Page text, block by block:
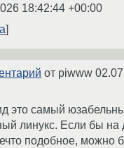
18:42:44 +00:00
от piwww
это самый
линукс. Если бы на
подобное, можно